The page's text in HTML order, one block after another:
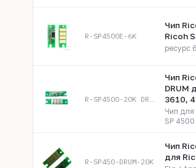
R-SP4500E-6K
Чип
Ricoh
ресурс
Чип
DRUM
3610,
Чип для
SP
R-SP450-DRUM-20K
Чип
для